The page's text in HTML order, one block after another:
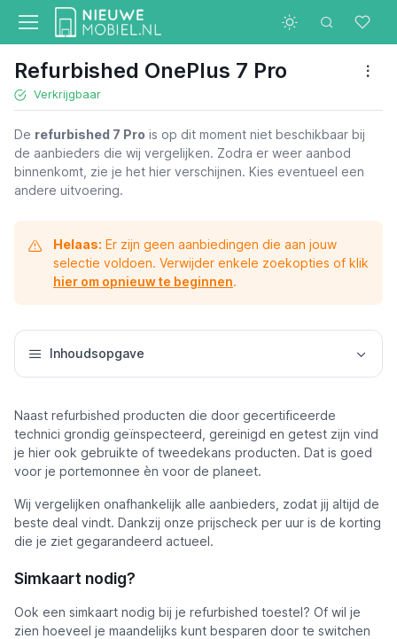
Refurbished OnePlus 7 Pro
Verkrijgbaar
De refurbished 7 Pro is op dit moment niet beschikbaar bij
de aanbieders die wij vergelijken. Zodra er weer aanbod
binnenkomt, zie je het hier verschijnen. Kies eventueel een
andere uitvoering.
Helaas: Er zijn geen aanbiedingen die aan jouw
selectie voldoen. Verwijder enkele zoekopties of klik
hier om opnieuw te beginnen.
Inhoudsopgave
Naast refurbished producten die door gecertificeerde
technici grondig geïnspecteerd, gereinigd en getest zijn vind
je hier ook gebruikte of tweedekans producten. Dat is goed
voor je portemonnee èn voor de planeet.
Wij vergelijken onafhankelijk alle aanbieders, zodat jij altijd de
beste deal vindt. Dankzij onze prijscheck per uur is de korting
die je ziet gegarandeerd actueel.
Simkaart nodig?
Ook een simkaart nodig bij je refurbished toestel? Of wil je
zien hoeveel je maandelijks kunt besparen door te switchen